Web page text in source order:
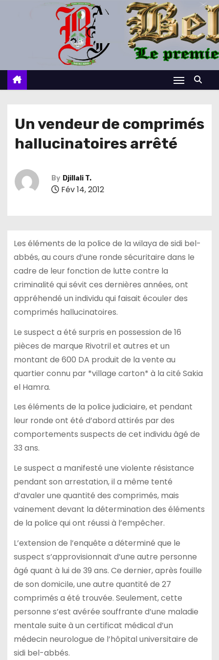
c
Un vendeur de comprimés
hallucinatoires arrêté
By Djillali T.
Fév 14, 2012
Les éléments de la police de la wilaya de sidi bel-
abbés, au cours d’une ronde sécuritaire dans le
cadre de leur fonction de lutte contre la
criminalité qui sévit ces dernières années, ont
appréhendé un individu qui faisait écouler des
comprimés hallucinatoires.
Le suspect a été surpris en possession de 16
pièces de marque Rivotril et autres et un
montant de 600 DA produit de la vente au
quartier connu par *village carton* à la cité Sakia
el Hamra.
Les éléments de la police judiciaire, et pendant
leur ronde ont été d’abord attirés par des
comportements suspects de cet individu âgé de
33 ans.
Le suspect a manifesté une violente résistance
pendant son arrestation, il a même tenté
d’avaler une quantité des comprimés, mais
vainement devant la détermination des éléments
de la police qui ont réussi à l’empêcher.
L’extension de l’enquête a déterminé que le
suspect s’approvisionnait d’une autre personne
âgé quant à lui de 39 ans. Ce dernier, après fouille
de son domicile, une autre quantité de 27
comprimés a été trouvée. Seulement, cette
personne s’est avérée souffrante d’une maladie
mentale suite à un certificat médical d’un
médecin neurologue de l’hôpital universitaire de
sidi bel-abbés.